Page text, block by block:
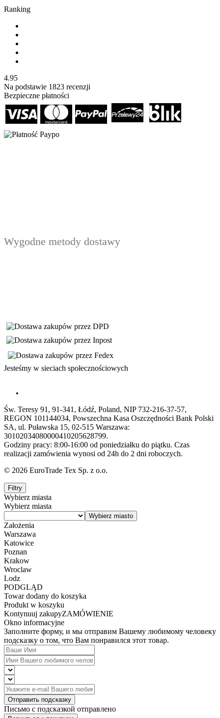
Ranking
4.95
Na podstawie 1823 recenzji
Bezpieczne płatności
Wygodne metody dostawy
Jesteśmy w sieciach społecznościowych
Św. Teresy 91, 91-341, Łódź, Poland, NIP 732-216-37-57,
REGON 101144034, Powszechna Kasa Oszczędności Bank Polski
SA, ul. Puławska 15, 02-515 Warszawa:
30102034080000410205628799.
Godziny pracy: 8:00-16:00 od poniedziałku do piątku. Czas
realizacji zamówienia wynosi od 24h do 2 dni roboczych.
© 2026 EuroTrade Tex Sp. z o.o.
Filtry
Wybierz miasta
Wybierz miasta
Założenia
Warszawa
Katowice
Poznan
Krakow
Wroclaw
Lodz
PODGLĄD
Towar dodany do koszyka
Produkt w koszyku
Kontynuuj zakupyZAMÓWIENIE
Okno informacyjne
Заполните форму, и мы отправим Вашему любимому человеку
подсказку о том, что Вам понравился этот товар.
Отправить подсказку
Письмо с подсказкой отправлено